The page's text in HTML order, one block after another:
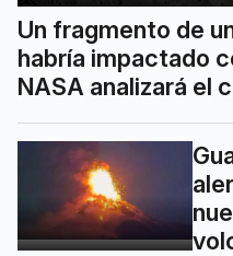
Un fragmento de
habría impactado
NASA analizará el